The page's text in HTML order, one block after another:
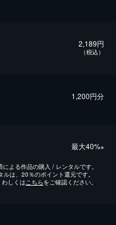
2,189円
（税込）
1,200円分
最⼤40%※
よる作品の購入 / レンタルです。
は、20％のポイント還元です。
しくはこちらをご確認ください。